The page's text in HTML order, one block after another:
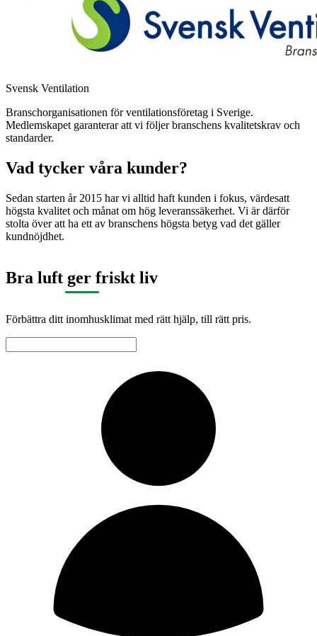
Svensk Ventilation
Branschorganisationen för ventilationsföretag i Sverige.
Medlemskapet garanterar att vi följer branschens kvalitetskrav och
standarder.
Vad tycker våra kunder?
Sedan starten år 2015 har vi alltid haft kunden i fokus, värdesatt
högsta kvalitet och månat om hög leveranssäkerhet. Vi är därför
stolta över att ha ett av branschens högsta betyg vad det gäller
kundnöjdhet.
Bra luft ger friskt liv
Förbättra ditt inomhusklimat med rätt hjälp, till rätt pris.